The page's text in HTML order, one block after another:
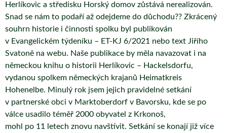
Herlíkovic a středisku Horský domov zůstává nerealizován.
Snad se nám to podaří až odejdeme do důchodu?? Zkrácený
souhrn historie i činnosti spolku byl publikován
v Evangelickém týdeníku – ET-KJ 6/2021 nebo text Jiřího
Svatoně na webu. Naše publikace by měla navazovat i na
německou knihu o historii Herlíkovic – Hackelsdorfu,
vydanou spolkem německých krajanů Heimatkreis
Hohenelbe. Minulý rok jsem jejich pravidelné setkání
v partnerské obci v Marktoberdorf v Bavorsku, kde se po
válce usadilo téměř 2000 obyvatel z Krkonoš,
mohl po 11 letech znovu navštívit. Setkání se konají již více